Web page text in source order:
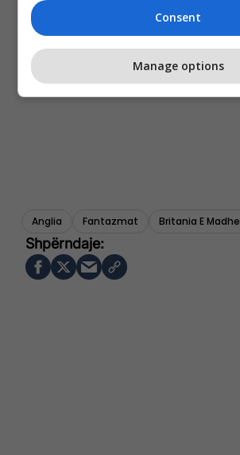
Anglia Fantazmat Britania E Madhe
Consent
Manage options